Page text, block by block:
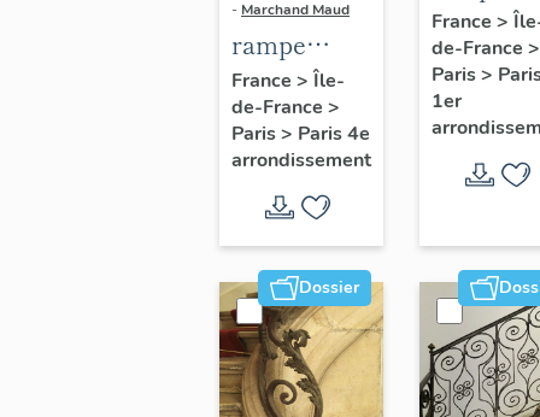
- Marchand Maud
rampe
d'appui,
escalier de
la maison à
cochère
dite hôtel
Charpentier
(non étudié)
France > Île-
de-France >
Paris> Paris 4e
arrondissement
d'appui,
escalier
la
porte
cochère
(non
France >
de-France >
Paris>
1er
Dossier